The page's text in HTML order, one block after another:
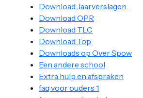
Download Jaarverslagen
Download OPR
Download TLC
Download Top
Downloads op Over Spow
Een andere school
Extra hulp en afspraken
faq voor ouders 1